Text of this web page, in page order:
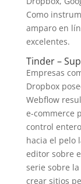
Como
amparo en
excelentes.
Tinder –
Empresas
Dropbox
Webflow
e-commerce
control
hacia el pelo
editor sobre
serie sobre
crear sitios